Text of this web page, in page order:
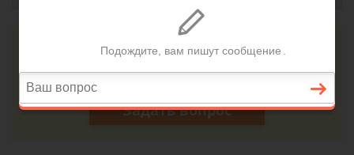
Консультация юриста онлайн
Ответ на сайте в течении 15 минут
Задать вопрос